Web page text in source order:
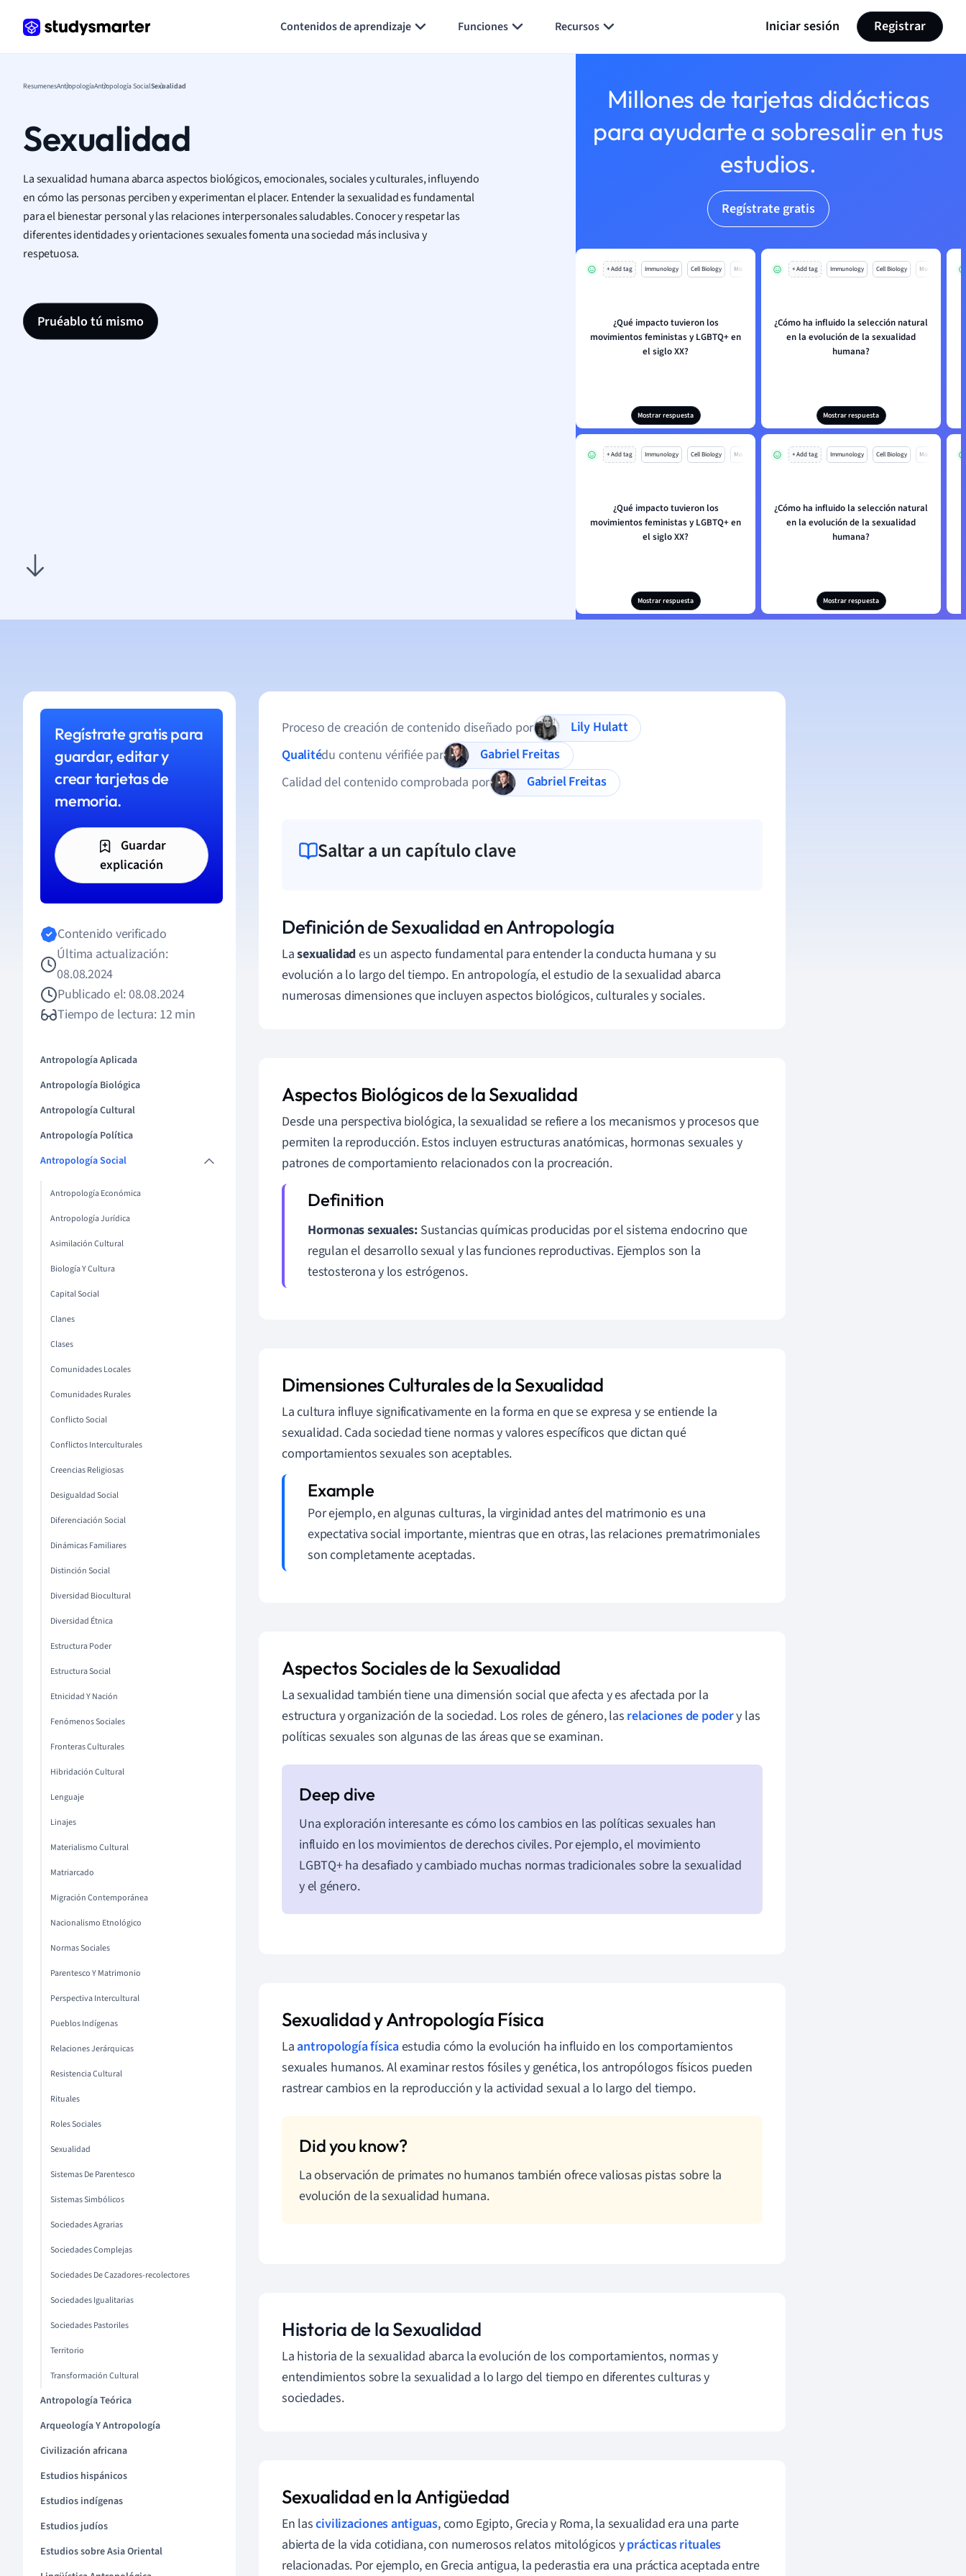
Contenidos de aprendizaje Funciones Recursos Iniciar sesión Registrar
ResumenesAntropologíaAntropología SocialSexualidad
Sexualidad
La sexualidad humana abarca aspectos biológicos, emocionales, sociales y culturales, influyendo
en cómo las personas perciben y experimentan el placer. Entender la sexualidad es fundamental
para el bienestar personal y las relaciones interpersonales saludables. Conocer y respetar las
diferentes identidades y orientaciones sexuales fomenta una sociedad más inclusiva y
respetuosa.
Pruéablo tú mismo
Millones de tarjetas didácticas
para ayudarte a sobresalir en tus
estudios.
Regístrate gratis
+ Add tag Immunology Cell Biology Mo
¿Qué impacto tuvieron los
movimientos feministas y LGBTQ+ en
el siglo XX?
Mostrar respuesta
+ Add tag Immunology Cell Biology Mo
¿Cómo ha influido la selección natural
en la evolución de la sexualidad
humana?
Mostrar respuesta
+ Add tag Immunology Cell Biology Mo
¿Qué impacto tuvieron los
movimientos feministas y LGBTQ+ en
el siglo XX?
Mostrar respuesta
+ Add tag Immunology Cell Biology Mo
¿Cómo ha influido la selección natural
en la evolución de la sexualidad
humana?
Mostrar respuesta
Regístrate gratis para
guardar, editar y
crear tarjetas de
memoria.
Guardar
explicación
Contenido verificado
Última actualización:
08.08.2024
Publicado el: 08.08.2024
Tiempo de lectura: 12 min
Antropología Aplicada
Antropología Biológica
Antropología Cultural
Antropología Política
Antropología Social
Antropología Económica
Antropología Jurídica
Asimilación Cultural
Biología Y Cultura
Capital Social
Clanes
Clases
Comunidades Locales
Comunidades Rurales
Conflicto Social
Conflictos Interculturales
Creencias Religiosas
Desigualdad Social
Diferenciación Social
Dinámicas Familiares
Distinción Social
Diversidad Biocultural
Diversidad Étnica
Estructura Poder
Estructura Social
Etnicidad Y Nación
Fenómenos Sociales
Fronteras Culturales
Hibridación Cultural
Lenguaje
Linajes
Materialismo Cultural
Matriarcado
Migración Contemporánea
Nacionalismo Etnológico
Normas Sociales
Parentesco Y Matrimonio
Perspectiva Intercultural
Pueblos Indígenas
Relaciones Jerárquicas
Resistencia Cultural
Rituales
Roles Sociales
Sexualidad
Sistemas De Parentesco
Sistemas Simbólicos
Sociedades Agrarias
Sociedades Complejas
Sociedades De Cazadores-recolectores
Sociedades Igualitarias
Sociedades Pastoriles
Territorio
Transformación Cultural
Antropología Teórica
Arqueología Y Antropología
Civilización africana
Estudios hispánicos
Estudios indígenas
Estudios judíos
Estudios sobre Asia Oriental
Proceso de creación de contenido diseñado por
Lily Hulatt
Qualitédu contenu vérifiée par
Gabriel Freitas
Calidad del contenido comprobada por
Gabriel Freitas
Saltar a un capítulo clave
Definición de Sexualidad en Antropología
Lasexualidades un aspecto fundamental para entender la conducta humana y su
evolución a lo largo del tiempo. En antropología, el estudio de la sexualidad abarca
numerosas dimensiones que incluyen aspectos biológicos, culturales y sociales.
Aspectos Biológicos de la Sexualidad
Desde una perspectiva biológica, la sexualidad se refiere a los mecanismos y procesos que
permiten la reproducción. Estos incluyen estructuras anatómicas, hormonas sexuales y
patrones de comportamiento relacionados con la procreación.
Hormonas sexuales: Sustancias químicas producidas por el sistema endocrino que
regulan el desarrollo sexual y las funciones reproductivas. Ejemplos son la
testosterona y los estrógenos.
Dimensiones Culturales de la Sexualidad
La cultura influye significativamente en la forma en que se expresa y se entiende la
sexualidad. Cada sociedad tiene normas y valores específicos que dictan qué
comportamientos sexuales son aceptables.
Por ejemplo, en algunas culturas, la virginidad antes del matrimonio es una
expectativa social importante, mientras que en otras, las relaciones prematrimoniales
son completamente aceptadas.
Aspectos Sociales de la Sexualidad
La sexualidad también tiene una dimensión social que afecta y es afectada por la
estructura y organización de la sociedad. Los roles de género, las relaciones de podery las
políticas sexuales son algunas de las áreas que se examinan.
Una exploración interesante es cómo los cambios en las políticas sexuales han
influido en los movimientos de derechos civiles. Por ejemplo, el movimiento
LGBTQ+ ha desafiado y cambiado muchas normas tradicionales sobre la sexualidad
y el género.
Sexualidad y Antropología Física
Laantropología físicaestudia cómo la evolución ha influido en los comportamientos
sexuales humanos. Al examinar restos fósiles y genética, los antropólogos físicos pueden
rastrear cambios en la reproducción y la actividad sexual a lo largo del tiempo.
La observación de primates no humanos también ofrece valiosas pistas sobre la
evolución de la sexualidad humana.
Historia de la Sexualidad
La historia de la sexualidad abarca la evolución de los comportamientos, normas y
entendimientos sobre la sexualidad a lo largo del tiempo en diferentes culturas y
sociedades.
Sexualidad en la Antigüedad
En lascivilizaciones antiguas, como Egipto, Grecia y Roma, la sexualidad era una parte
abierta de la vida cotidiana, con numerosos relatos mitológicos yprácticasrituales
relacionadas. Por ejemplo, en Grecia antigua, la pederastia era una práctica aceptada entre